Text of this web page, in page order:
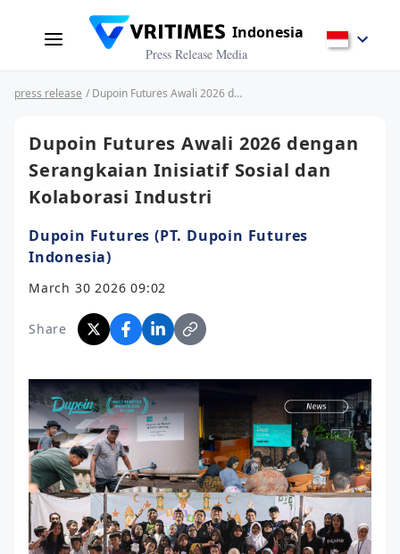
Indonesia
Press Release Media
press release / Dupoin Futures Awali 2026 dengan Serangkaian Inisiatif Sosial dan Kolaborasi Industri
Dupoin Futures Awali 2026 dengan
Serangkaian Inisiatif Sosial dan
Kolaborasi Industri
Dupoin Futures (PT. Dupoin Futures
Indonesia)
March 30 2026 09:02
Share